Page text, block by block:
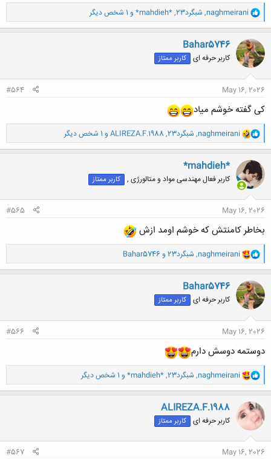
و
ا
ک
ن
ش
ه
ا
naghmeirani
, شبگرد23 ,
*mahdieh* و 1 شخص دیگر
Bahar5746
کاربر حرفه ای کاربر ممتاز
May 16, 2026
#564
کی گفته خوشم میاد
و
ا
ک
ش
ه
ا
:
naghmeirani
, شبگرد23 ,
ALIREZA.F.1988 و 1 شخص دیگر
*mahdieh*
کاربر فعال مهندسی مواد و متالورژی , کاربر ممتاز
May 16, 2026
#565
بخاطر کامنتش که خوشم اومد ازش
و
ا
ک
ن
ش
ه
:
naghmeirani
, شبگرد23 و Bahar5746
Bahar5746
کاربر حرفه ای کاربر ممتاز
May 16, 2026
#566
دوستمه دوسش دارم
و
ا
ک
ش
ه
:
naghmeirani
, شبگرد23 ,
*mahdieh* و 1 شخص دیگر
ALIREZA.F.1988
کاربر حرفه ای کاربر ممتاز
May 16, 2026
#567